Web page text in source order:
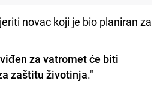
novac koji je bio planiran za
za vatromet će biti
zaštitu životinja."